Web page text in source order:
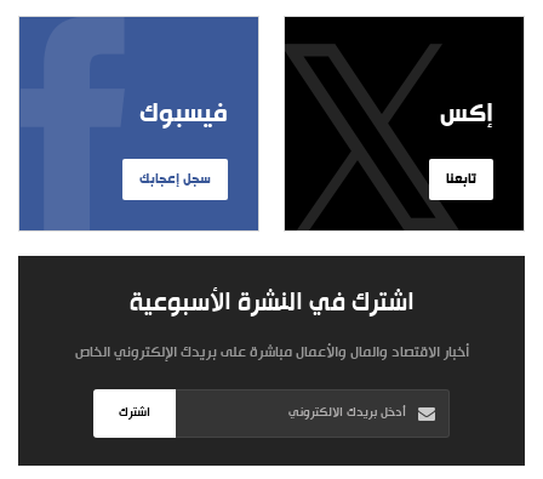
فيسبوك
سجل إعجابك
إكس
تابعنا
اشترك في النشرة الأسبوعية
أخبار الاقتصاد والمال والأعمال مباشرة على بريدك الإلكتروني الخاص
اشترك